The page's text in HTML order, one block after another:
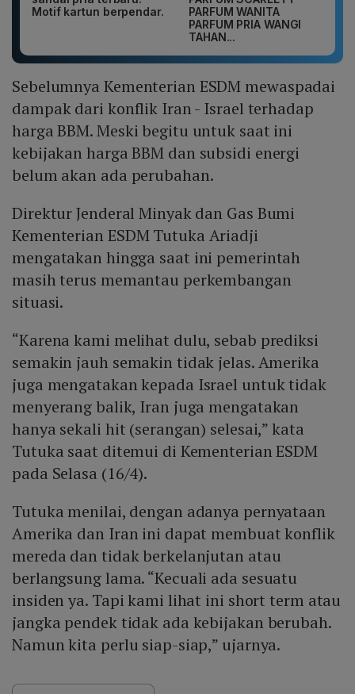
Motif kartun berpendar.
PARFUM WANITA
PARFUM PRIA WANGI
TAHAN...
Sebelumnya Kementerian ESDM mewaspadai
dampak dari konflik Iran - Israel terhadap
harga BBM. Meski begitu untuk saat ini
kebijakan harga BBM dan subsidi energi
belum akan ada perubahan.
Direktur Jenderal Minyak dan Gas Bumi
Kementerian ESDM Tutuka Ariadji
mengatakan hingga saat ini pemerintah
masih terus memantau perkembangan
situasi.
“Karena kami melihat dulu, sebab prediksi
semakin jauh semakin tidak jelas. Amerika
juga mengatakan kepada Israel untuk tidak
menyerang balik, Iran juga mengatakan
hanya sekali hit (serangan) selesai,” kata
Tutuka saat ditemui di Kementerian ESDM
pada Selasa (16/4).
Tutuka menilai, dengan adanya pernyataan
Amerika dan Iran ini dapat membuat konflik
mereda dan tidak berkelanjutan atau
berlangsung lama. “Kecuali ada sesuatu
insiden ya. Tapi kami lihat ini short term atau
jangka pendek tidak ada kebijakan berubah.
Namun kita perlu siap-siap,” ujarnya.